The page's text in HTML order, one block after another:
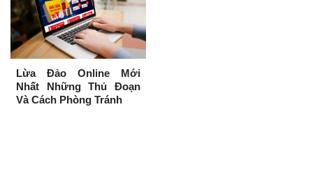
Lừa Đảo Online Mới
Nhất Những Thủ Đoạn
Và Cách Phòng Tránh